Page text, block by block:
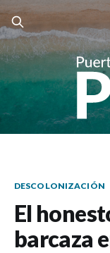
DESCOLONIZACIÓN
El
barcaza